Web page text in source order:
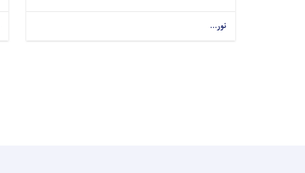
نور...